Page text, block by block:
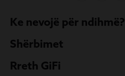
Ke nevojë për ndihmë?
Shërbimet
Rreth GiFi